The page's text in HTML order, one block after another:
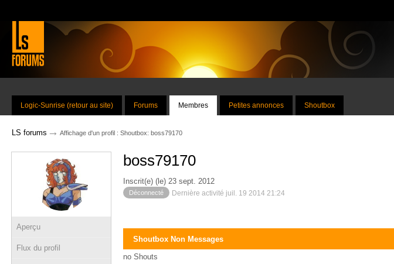
Logic-Sunrise (retour au site) Forums Membres Petites annonces Shoutbox
LS forums → Affichage d'un profil : Shoutbox: boss79170
Aperçu
Flux du profil
boss79170
Inscrit(e) (le) 23 sept. 2012
Déconnecté Dernière activité juil. 19 2014 21:24
Shoutbox Non Messages
no Shouts